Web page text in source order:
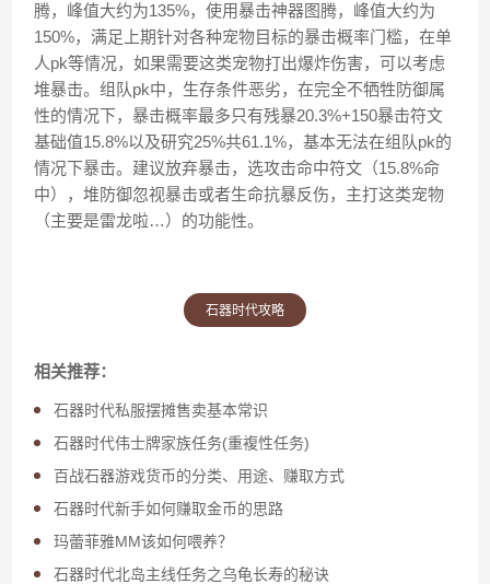
腾，峰值大约为135%，使用暴击神器图腾，峰值大约为
150%，满足上期针对各种宠物目标的暴击概率门槛，在单
人pk等情况，如果需要这类宠物打出爆炸伤害，可以考虑
堆暴击。组队pk中，生存条件恶劣，在完全不牺牲防御属
性的情况下，暴击概率最多只有残暴20.3%+150暴击符文
基础值15.8%以及研究25%共61.1%，基本无法在组队pk的
情况下暴击。建议放弃暴击，选攻击命中符文（15.8%命
中），堆防御忽视暴击或者生命抗暴反伤，主打这类宠物
（主要是雷龙啦…）的功能性。
石器时代攻略
相关推荐：
石器时代私服摆摊售卖基本常识
石器时代伟士牌家族任务(重複性任务)
百战石器游戏货币的分类、用途、赚取方式
石器时代新手如何赚取金币的思路
玛蕾菲雅MM该如何喂养？
石器时代北岛主线任务之乌龟长寿的秘诀